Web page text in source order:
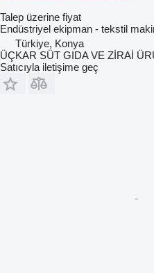
Talep üzerine fiyat
Endüstriyel ekipman - tekstil
Türkiye, Konya
ÜÇKAR SÜT GIDA VE ZİRAİ
Satıcıyla iletişime geç